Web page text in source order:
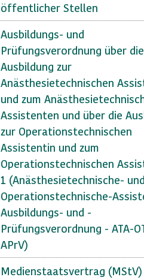
öffentlicher Stellen
Ausbildungs- und
Prüfungsverordnung über die
Ausbildung zur
Anästhesietechnischen
und zum
Assistenten und über die
zur Operationstechnischen
Assistentin und zum
Operationstechnischen
1 (Anästhesietechnische- und
Operationstechnische-
Ausbildungs- und -
Prüfungsverordnung - ATA-
APrV)
Medienstaatsvertrag (MStV)